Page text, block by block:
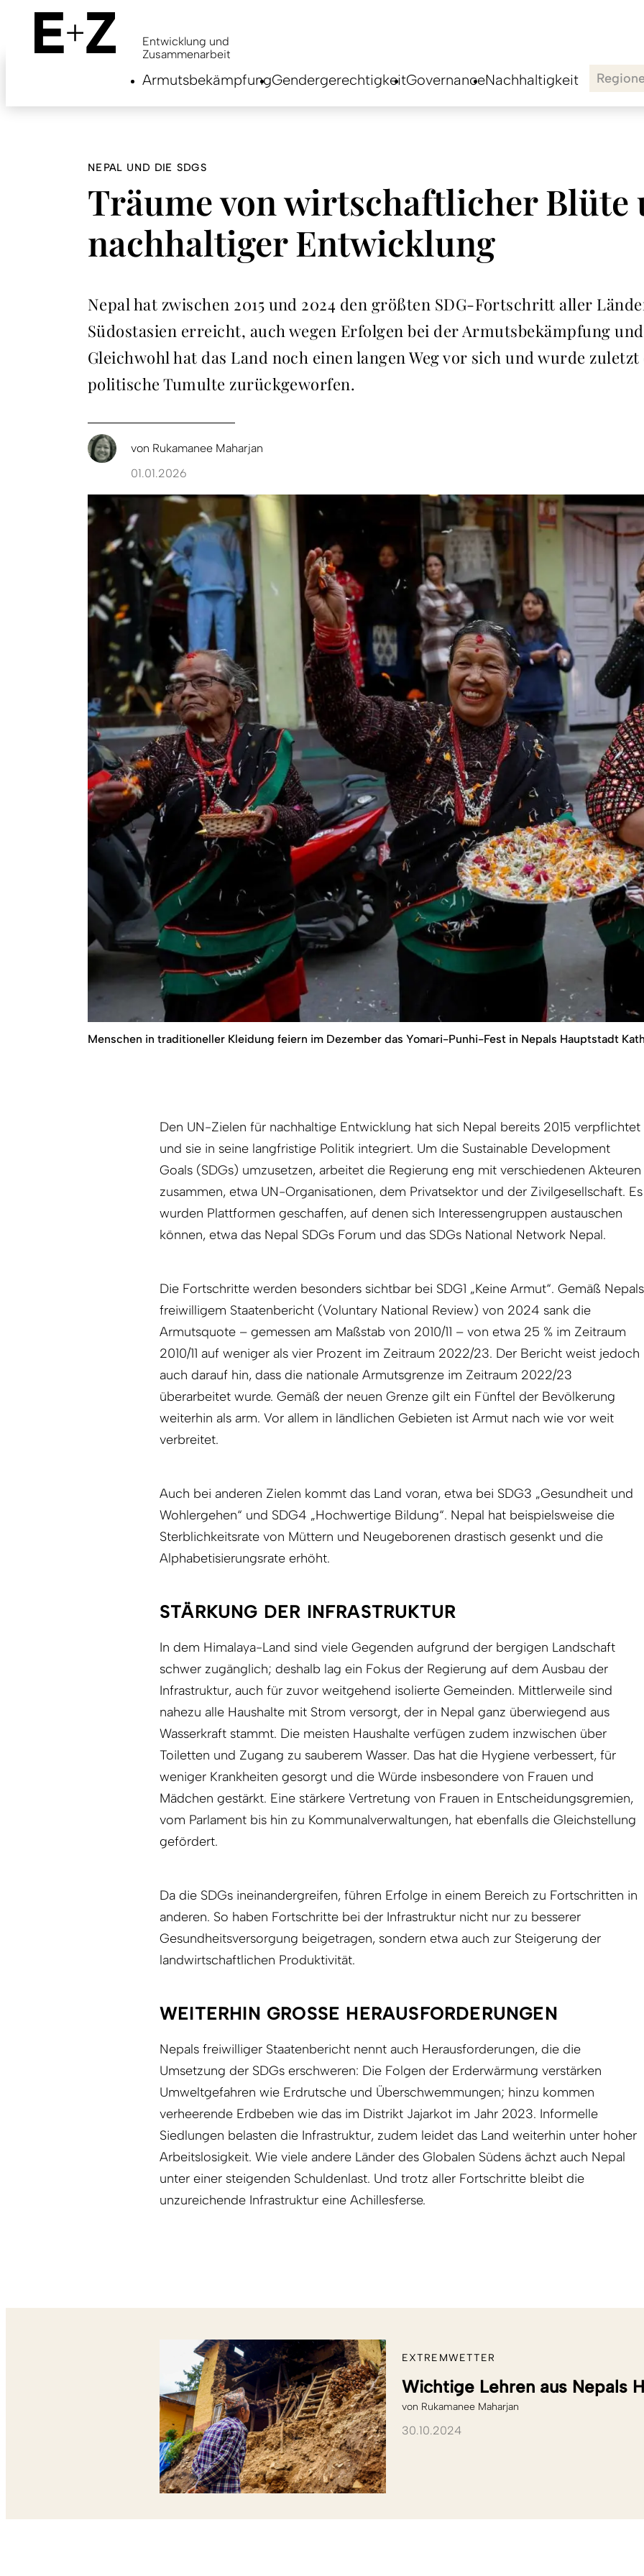
content
Entwicklung und
Zusammenarbeit
ArmutsbekämpfungGendergerechtigkeitGovernanceNachhaltigkeit
NEPAL UND DIE SDGS
Träume von wirtschaftlicher Blüte
nachhaltiger Entwicklung
Nepal hat zwischen 2015 und 2024 den größten SDG-Fortschritt aller
Südostasien erreicht, auch wegen Erfolgen bei der Armutsbekämpfung
Gleichwohl hat das Land noch einen langen Weg vor sich und wurde
politische Tumulte zurückgeworfen.
von Rukamanee Maharjan
01.01.2026
Menschen in traditioneller Kleidung feiern im Dezember das Yomari-Punhi-Fest in Nepals Hauptstadt
Den UN-Zielen für nachhaltige Entwicklung hat sich Nepal bereits 2015 verpflichtet
und sie in seine langfristige Politik integriert. Um die Sustainable Development
Goals (SDGs) umzusetzen, arbeitet die Regierung eng mit verschiedenen Akteuren
zusammen, etwa UN-Organisationen, dem Privatsektor und der Zivilgesellschaft. Es
wurden Plattformen geschaffen, auf denen sich Interessengruppen austauschen
können, etwa das Nepal SDGs Forum und das SDGs National Network Nepal.
Die Fortschritte werden besonders sichtbar bei SDG1 „Keine Armut“. Gemäß Nepals
freiwilligem Staatenbericht (Voluntary National Review) von 2024 sank die
Armutsquote – gemessen am Maßstab von 2010/11 – von etwa 25 % im Zeitraum
2010/11 auf weniger als vier Prozent im Zeitraum 2022/23. Der Bericht weist jedoch
auch darauf hin, dass die nationale Armutsgrenze im Zeitraum 2022/23
überarbeitet wurde. Gemäß der neuen Grenze gilt ein Fünftel der Bevölkerung
weiterhin als arm. Vor allem in ländlichen Gebieten ist Armut nach wie vor weit
verbreitet.
Auch bei anderen Zielen kommt das Land voran, etwa bei SDG3 „Gesundheit und
Wohlergehen“ und SDG4 „Hochwertige Bildung“. Nepal hat beispielsweise die
Sterblichkeitsrate von Müttern und Neugeborenen drastisch gesenkt und die
Alphabetisierungsrate erhöht.
STÄRKUNG DER INFRASTRUKTUR
In dem Himalaya-Land sind viele Gegenden aufgrund der bergigen Landschaft
schwer zugänglich; deshalb lag ein Fokus der Regierung auf dem Ausbau der
Infrastruktur, auch für zuvor weitgehend isolierte Gemeinden. Mittlerweile sind
nahezu alle Haushalte mit Strom versorgt, der in Nepal ganz überwiegend aus
Wasserkraft stammt. Die meisten Haushalte verfügen zudem inzwischen über
Toiletten und Zugang zu sauberem Wasser. Das hat die Hygiene verbessert, für
weniger Krankheiten gesorgt und die Würde insbesondere von Frauen und
Mädchen gestärkt. Eine stärkere Vertretung von Frauen in Entscheidungsgremien,
vom Parlament bis hin zu Kommunalverwaltungen, hat ebenfalls die Gleichstellung
gefördert.
Da die SDGs ineinandergreifen, führen Erfolge in einem Bereich zu Fortschritten in
anderen. So haben Fortschritte bei der Infrastruktur nicht nur zu besserer
Gesundheitsversorgung beigetragen, sondern etwa auch zur Steigerung der
landwirtschaftlichen Produktivität.
WEITERHIN GROSSE HERAUSFORDERUNGEN
Nepals freiwilliger Staatenbericht nennt auch Herausforderungen, die die
Umsetzung der SDGs erschweren: Die Folgen der Erderwärmung verstärken
Umweltgefahren wie Erdrutsche und Überschwemmungen; hinzu kommen
verheerende Erdbeben wie das im Distrikt Jajarkot im Jahr 2023. Informelle
Siedlungen belasten die Infrastruktur, zudem leidet das Land weiterhin unter hoher
Arbeitslosigkeit. Wie viele andere Länder des Globalen Südens ächzt auch Nepal
unter einer steigenden Schuldenlast. Und trotz aller Fortschritte bleibt die
unzureichende Infrastruktur eine Achillesferse.
EXTREMWETTER
Wichtige Lehren aus Nepals
von Rukamanee Maharjan
30.10.2024